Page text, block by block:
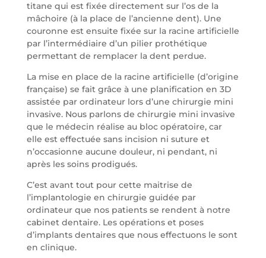
titane qui est fixée directement sur l’os de la
mâchoire (à la place de l’ancienne dent). Une
couronne est ensuite fixée sur la racine artificielle
par l’intermédiaire d’un pilier prothétique
permettant de remplacer la dent perdue.
La mise en place de la racine artificielle (d’origine
française) se fait grâce à une planification en 3D
assistée par ordinateur lors d’une chirurgie mini
invasive. Nous parlons de chirurgie mini invasive
que le médecin réalise au bloc opératoire, car
elle est effectuée sans incision ni suture et
n’occasionne aucune douleur, ni pendant, ni
après les soins prodigués.
C’est avant tout pour cette maitrise de
l’implantologie en chirurgie guidée par
ordinateur que nos patients se rendent à notre
cabinet dentaire. Les opérations et poses
d’implants dentaires que nous effectuons le sont
en clinique.